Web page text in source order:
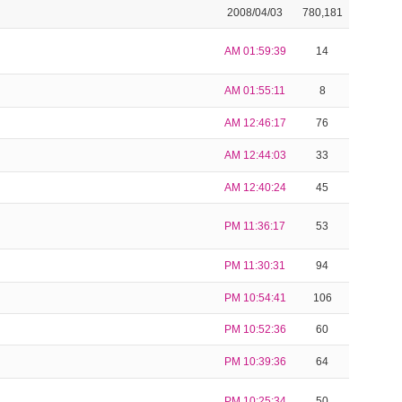
2008/04/03 780,181
AM 01:59:39 14
AM 01:55:11 8
AM 12:46:17 76
AM 12:44:03 33
AM 12:40:24 45
PM 11:36:17 53
PM 11:30:31 94
PM 10:54:41 106
PM 10:52:36 60
PM 10:39:36 64